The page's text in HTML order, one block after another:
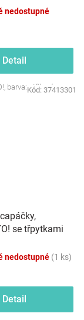
nedostupné
Detail
barva: stříbrná
Kód: 37413301
se třpytkami
nedostupné (1 ks)
Detail